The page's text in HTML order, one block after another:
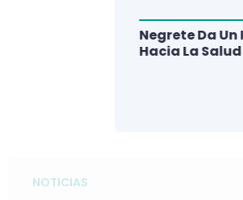
NOTICIAS
Negrete Da
Hacia La